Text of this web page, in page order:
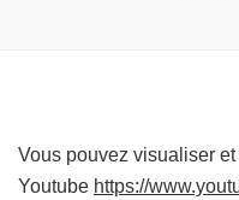
Vous pouvez visualiser
Youtube https://